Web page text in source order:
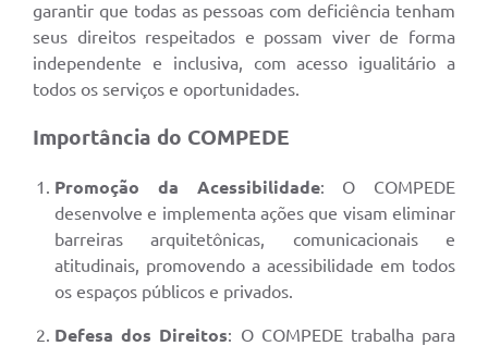
garantir que todas as pessoas com deficiência tenham
seus direitos respeitados e possam viver de forma
independente e inclusiva, com acesso igualitário a
todos os serviços e oportunidades.
Importância do COMPEDE
Promoção da Acessibilidade: O COMPEDE
desenvolve e implementa ações que visam eliminar
barreiras arquitetônicas, comunicacionais e
atitudinais, promovendo a acessibilidade em todos
os espaços públicos e privados.
Defesa dos Direitos: O COMPEDE trabalha para